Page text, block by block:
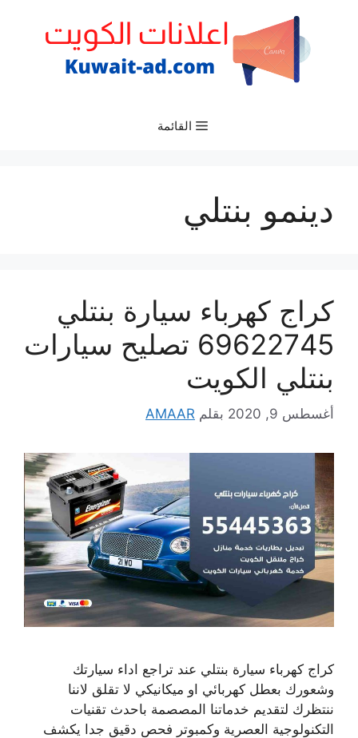
القائمة
دينمو بنتلي
كراج كهرباء سيارة بنتلي
69622745 تصليح سيارات
بنتلي الكويت
أغسطس 9, 2020 بقلم AMAAR
كراج كهرباء سيارة بنتلي عند تراجع اداء سيارتك
وشعورك بعطل كهربائي او ميكانيكي لا تقلق لاننا
ننتظرك لتقديم خدماتنا المصصمة باحدث تقنيات
التكنولوجية العصرية وكمبوتر فحص دقيق جدا يكشف